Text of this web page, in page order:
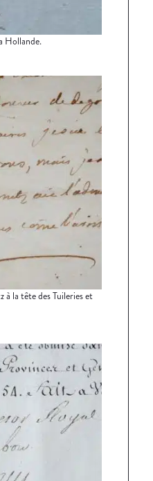
Hollande.
à la tête des Tuileries et